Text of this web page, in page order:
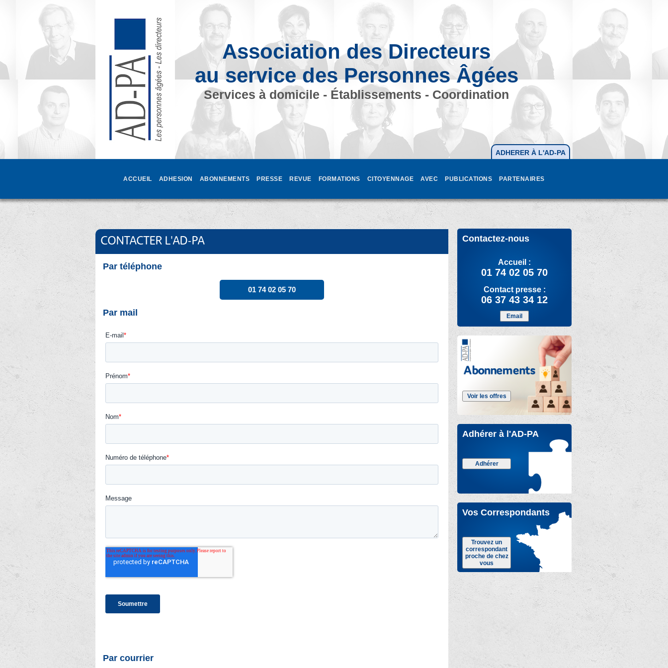
Association des Directeurs
au service des Personnes Âgées
Services à domicile - Établissements - Coordination
ADHERER À L'AD-PA
ACCUEIL ADHESION ABONNEMENTS PRESSE REVUE FORMATIONS CITOYENNAGE AVEC PUBLICATIONS PARTENAIRES
CONTACTER L'AD-PA
Par téléphone
01 74 02 05 70
Par mail
Par courrier
Contactez-nous
Accueil :
01 74 02 05 70
Contact presse :
06 37 43 34 12
Email
Voir les offres
Adhérer à l'AD-PA
Adhérer
Vos Correspondants
Trouvez un
correspondant
proche de chez
vous